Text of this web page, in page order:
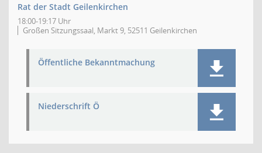
Rat der Stadt Geilenkirchen
18:00-19:17 Uhr
Großen Sitzungssaal, Markt 9, 52511 Geilenkirchen
Öffentliche Bekanntmachung
Niederschrift Ö